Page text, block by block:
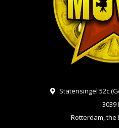
Statensingel 52c
3039
Rotterdam,